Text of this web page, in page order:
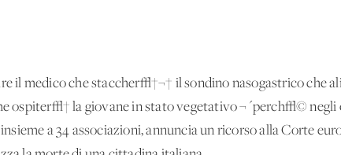
medico che staccher√†¬† il sondino nasogastrico che
ospiter√† la giovane in stato vegetativo ¬´perch√© negli
a 34 associazioni, annuncia un ricorso alla Corte